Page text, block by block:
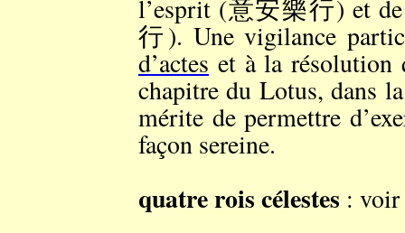
l’esprit (意安樂行) et
行). Une vigilance
d’actes et à la
chapitre du Lotus, dans
mérite de permettre
façon sereine.
quatre rois célestes : voir